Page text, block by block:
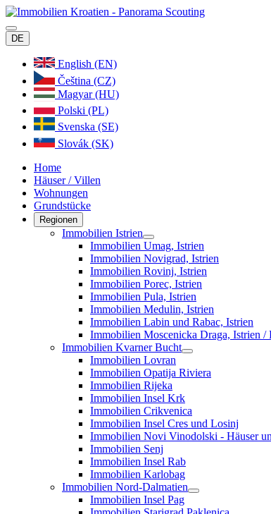
DE
English (EN)
Čeština (CZ)
Magyar (HU)
Polski (PL)
Svenska (SE)
Slovák (SK)
Home
Häuser / Villen
Wohnungen
Grundstücke
Regionen
Immobilien Istrien
Immobilien Umag, Istrien
Immobilien Novigrad, Istrien
Immobilien Rovinj, Istrien
Immobilien Porec, Istrien
Immobilien Pula, Istrien
Immobilien Medulin, Istrien
Immobilien Labin und Rabac, Istrien
Immobilien Moscenicka Draga, Istrien /
Immobilien Kvarner Bucht
Immobilien Lovran
Immobilien Opatija Riviera
Immobilien Rijeka
Immobilien Insel Krk
Immobilien Crikvenica
Immobilien Insel Cres und Losinj
Immobilien Novi Vinodolski - Häuser
Immobilien Senj
Immobilien Insel Rab
Immobilien Karlobag
Immobilien Nord-Dalmatien
Immobilien Insel Pag